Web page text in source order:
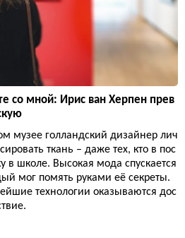
со мной: Ирис ван Херпен прев
музее голландский дизайнер лич
ткань – даже тех, кто в пос
в школе. Высокая мода спускается
мог помять руками её секреты.
технологии оказываются дос